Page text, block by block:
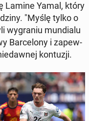
Lamine Yamal, który
"Myślę tylko o
wy­gra­niu mun­dia­lu
Bar­ce­lo­ny i za­pew­
kon­tu­zji.